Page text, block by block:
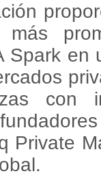
más
Spark
con
Private